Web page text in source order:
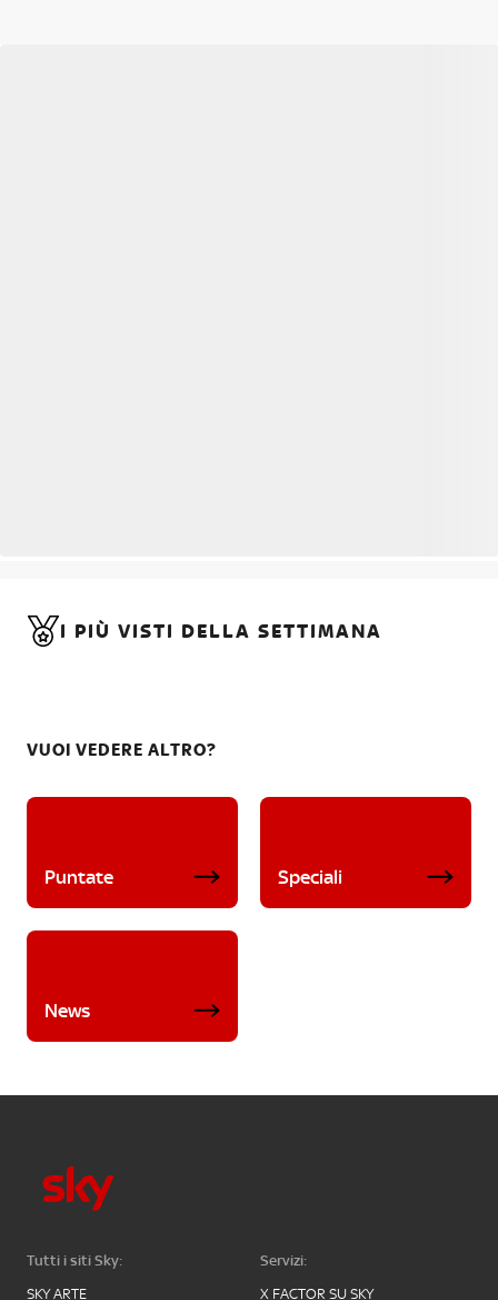
I PIÙ VISTI DELLA SETTIMANA
VUOI VEDERE ALTRO?
Puntate Speciali
News
Tutti i siti Sky:
SKY ARTE
Servizi:
X FACTOR SU SKY